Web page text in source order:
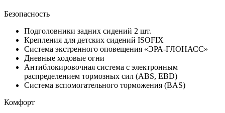
Безопасность
Подголовники задних сидений 2 шт.
Крепления для детских сидений ISOFIX
Система экстренного оповещения «ЭРА-ГЛОНАСС»
Дневные ходовые огни
Антиблокировочная система с электронным
распределением тормозных сил (ABS, EBD)
Система вспомогательного торможения (BAS)
Комфорт